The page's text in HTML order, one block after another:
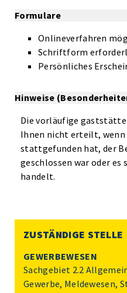
Formulare
Onlineverfahren
Schriftform
Persönliches
Hinweise
Die vorläufige
Ihnen nicht erteilt, wenn
stattgefunden hat, der
geschlossen war oder es
handelt.
ZUSTÄNDIGE STELLE
GEWERBEWESEN
Sachgebiet 2.2
Gewerbe, Meldewesen,